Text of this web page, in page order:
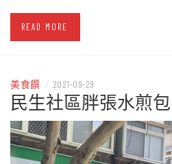
READ MORE
美食饌 / 2021-09-29
民生社區胖張水煎包